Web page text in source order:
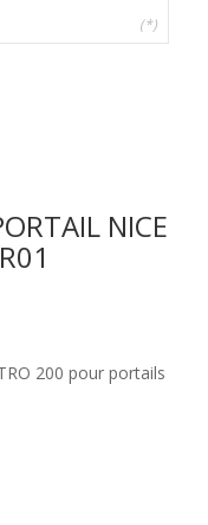
(*)
NICE
200 pour portails